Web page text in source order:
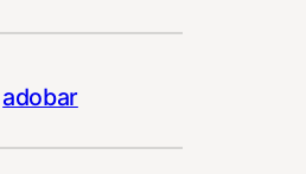
adobar